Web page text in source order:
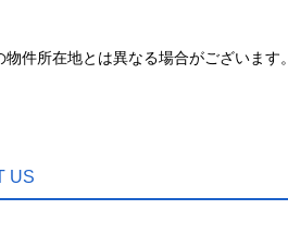
件所在地とは異なる場合がございます。
US